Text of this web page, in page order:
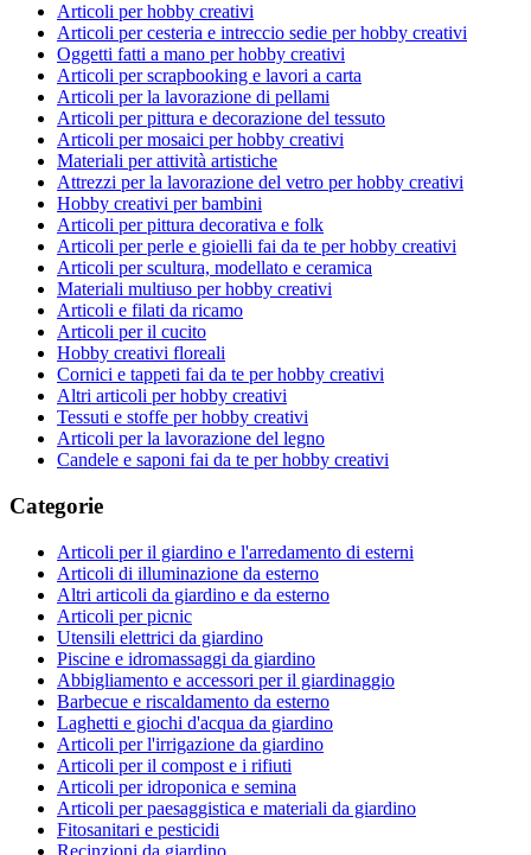
Articoli per hobby creativi
Articoli per cesteria e intreccio sedie per hobby creativi
Oggetti fatti a mano per hobby creativi
Articoli per scrapbooking e lavori a carta
Articoli per la lavorazione di pellami
Articoli per pittura e decorazione del tessuto
Articoli per mosaici per hobby creativi
Materiali per attività artistiche
Attrezzi per la lavorazione del vetro per hobby creativi
Hobby creativi per bambini
Articoli per pittura decorativa e folk
Articoli per perle e gioielli fai da te per hobby creativi
Articoli per scultura, modellato e ceramica
Materiali multiuso per hobby creativi
Articoli e filati da ricamo
Articoli per il cucito
Hobby creativi floreali
Cornici e tappeti fai da te per hobby creativi
Altri articoli per hobby creativi
Tessuti e stoffe per hobby creativi
Articoli per la lavorazione del legno
Candele e saponi fai da te per hobby creativi
Categorie
Articoli per il giardino e l'arredamento di esterni
Articoli di illuminazione da esterno
Altri articoli da giardino e da esterno
Articoli per picnic
Utensili elettrici da giardino
Piscine e idromassaggi da giardino
Abbigliamento e accessori per il giardinaggio
Barbecue e riscaldamento da esterno
Laghetti e giochi d'acqua da giardino
Articoli per l'irrigazione da giardino
Articoli per il compost e i rifiuti
Articoli per idroponica e semina
Articoli per paesaggistica e materiali da giardino
Fitosanitari e pesticidi
Recinzioni da giardino